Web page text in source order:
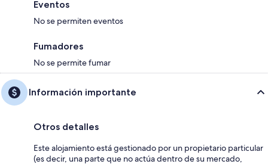
Eventos
No se permiten eventos
Fumadores
No se permite fumar
Información importante
Otros detalles
Este alojamiento está gestionado por un propietario particular
(es decir, una parte que no actúa dentro de su mercado,